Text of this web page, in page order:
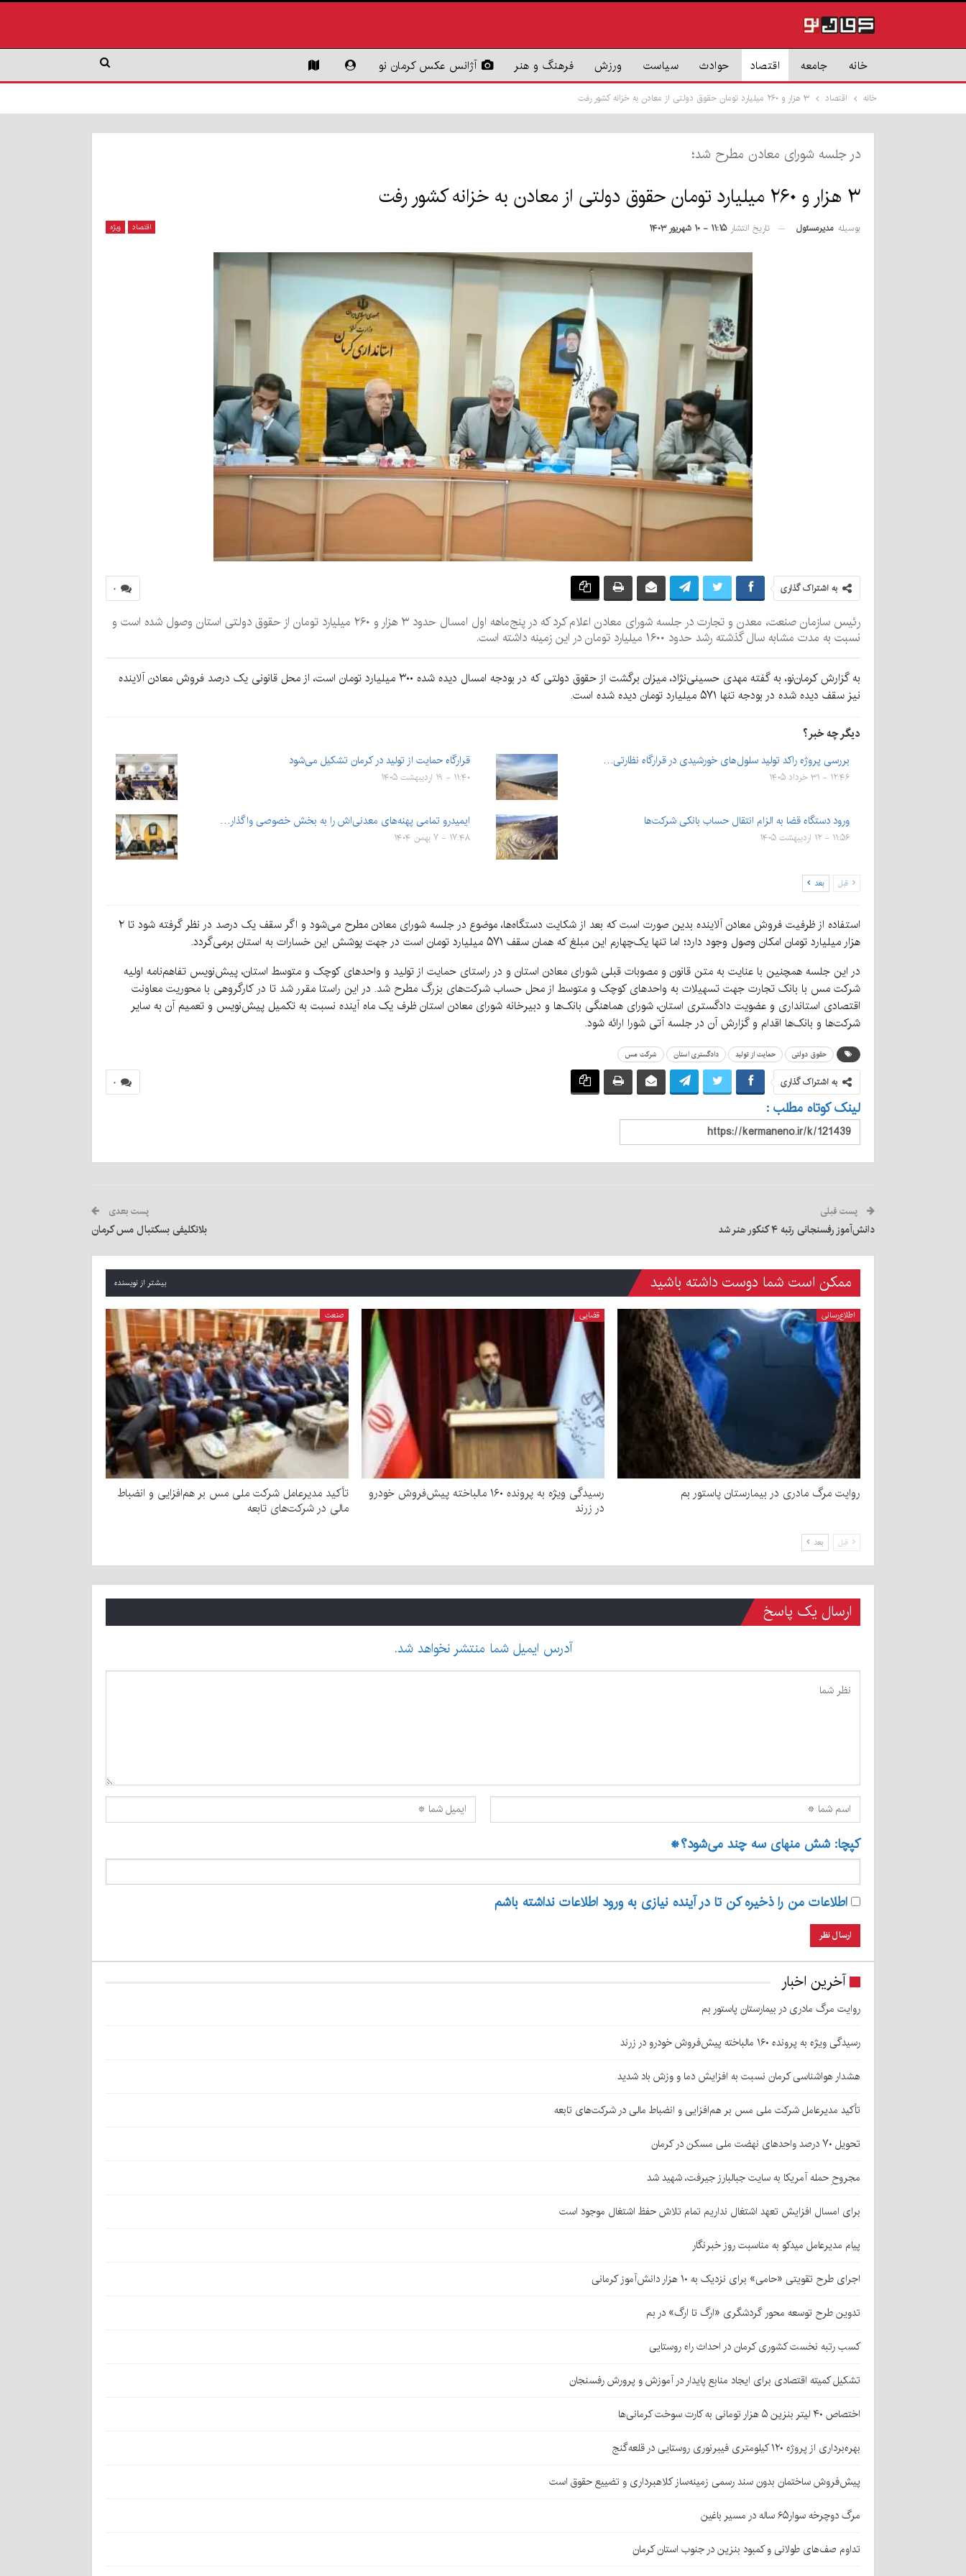
خانه جامعه اقتصاد حوادث سیاست ورزش فرهنگ و هنر آژانس عکس کرمان نو
خانه اقتصاد ۳ هزار و ۲۶۰ میلیارد تومان حقوق دولتی از معادن به خزانه کشور رفت
در جلسه شورای معادن مطرح شد؛
۳ هزار و ۲۶۰ میلیارد تومان حقوق دولتی از معادن به خزانه کشور رفت
اقتصاد ویژه بوسیله مدیرمسئول تاریخ انتشار ۱۱:۱۵ - ۱۰ شهریور ۱۴۰۳
۰ به اشتراک گذاری
رئیس سازمان صنعت، معدن و تجارت در جلسه شورای معادن اعلام کرد که در پنج‌ماهه اول امسال حدود ۳ هزار و ۲۶۰ میلیارد تومان از حقوق دولتی استان وصول شده است و
نسبت به مدت مشابه سال گذشته رشد حدود ۱۶۰۰ میلیارد تومان در این زمینه داشته است.
به گزارش کرمان‌نو، به گفته مهدی حسینی‌نژاد، میزان برگشت از حقوق دولتی که در بودجه امسال دیده شده ۳۰۰ میلیارد تومان است، از محل قانونی یک درصد فروش معادن آلاینده
نیز سقف دیده شده در بودجه تنها ۵۷۱ میلیارد تومان دیده شده است.
دیگر چه خبر؟
بررسی پروژه راکد تولید سلول‌های خورشیدی در قرارگاه نظارتی…
۱۲:۴۶ - ۳۱ خرداد ۱۴۰۵
قرارگاه حمایت از تولید در کرمان تشکیل می‌شود
۱۱:۴۰ - ۱۹ اردیبهشت ۱۴۰۵
ورود دستگاه قضا به الزام انتقال حساب بانکی شرکت‌ها
۱۱:۵۶ - ۱۲ اردیبهشت ۱۴۰۵
ایمیدرو تمامی پهنه‌های معدنی‌اش را به بخش خصوصی واگذار…
۱۷:۴۸ - ۷ بهمن ۱۴۰۴
قبل بعد
استفاده از ظرفیت فروش معادن آلاینده بدین صورت است که بعد از شکایت دستگاه‌ها، موضوع در جلسه شورای معادن مطرح می‌شود و اگر سقف یک درصد در نظر گرفته شود تا ۲
هزار میلیارد تومان امکان وصول وجود دارد؛ اما تنها یک‌چهارم این مبلغ که همان سقف ۵۷۱ میلیارد تومان است در جهت پوشش این خسارات به استان برمی‌گردد.
در این جلسه همچنین با عنایت به متن قانون و مصوبات قبلی شورای معادن استان و در راستای حمایت از تولید و واحدهای کوچک و متوسط استان، پیش‌نویس تفاهم‌نامه اولیه
شرکت مس با بانک تجارت جهت تسهیلات به واحدهای کوچک و متوسط از محل حساب شرکت‌های بزرگ مطرح شد. در این راستا مقرر شد تا در کارگروهی با محوریت معاونت
اقتصادی استانداری و عضویت دادگستری استان، شورای هماهنگی بانک‌ها و دبیرخانه شورای معادن استان ظرف یک ماه آینده نسبت به تکمیل پیش‌نویس و تعمیم آن به سایر
شرکت‌ها و بانک‌ها اقدام و گزارش آن در جلسه آتی شورا ارائه شود.
حقوق دولتی حمایت از تولید دادگستری استان شرکت مس
۰ به اشتراک گذاری
لینک کوتاه مطلب :
پست قبلی
دانش‌آموز رفسنجانی رتبه ۴ کنکور هنر شد
پست بعدی
بلاتکلیفی بسکتبال مس کرمان
ممکن است شما دوست داشته باشید بیشتر از نویسنده
اطلاع‌رسانی
روایت مرگ مادری در بیمارستان پاستور بم
قضایی
رسیدگی ویژه به پرونده ۱۶۰ مالباخته پیش‌فروش خودرو
در زرند
صنعت
تأکید مدیرعامل شرکت ملی مس بر هم‌افزایی و انضباط
مالی در شرکت‌های تابعه
قبل بعد
ارسال یک پاسخ
آدرس ایمیل شما منتشر نخواهد شد.
کپچا: شش منهای سه چند می‌شود؟*
اطلاعات من را ذخیره کن تا در آینده نیازی به ورود اطلاعات نداشته باشم
آخرین اخبار
روایت مرگ مادری در بیمارستان پاستور بم
رسیدگی ویژه به پرونده ۱۶۰ مالباخته پیش‌فروش خودرو در زرند
هشدار هواشناسی کرمان نسبت به افزایش دما و وزش باد شدید
تأکید مدیرعامل شرکت ملی مس بر هم‌افزایی و انضباط مالی در شرکت‌های تابعه
تحویل ۷۰ درصد واحدهای نهضت ملی مسکن در کرمان
مجروحِ حمله آمریکا به سایت جبالبارز جیرفت، شهید شد
برای امسال افزایش تعهد اشتغال نداریم تمام تلاش حفظ اشتغال موجود است
پیام مدیرعامل میدکو به مناسبت روز خبرنگار
اجرای طرح تقویتی «حامی» برای نزدیک به ۱۰ هزار دانش‌آموز کرمانی
تدوین طرح توسعه محور گردشگری «ارگ تا ارگ» در بم
کسب رتبه نخست کشوری کرمان در احداث راه روستایی
تشکیل کمیته اقتصادی برای ایجاد منابع پایدار در آموزش و پرورش رفسنجان
اختصاص ۴۰ لیتر بنزین ۵ هزار تومانی به کارت سوخت کرمانی‌ها
بهره‌برداری از پروژه ۱۲۰ کیلومتری فیبرنوری روستایی در قلعه‌گنج
پیش‌فروش ساختمان بدون سند رسمی زمینه‌ساز کلاهبرداری و تضییع حقوق است
مرگ دوچرخه سوار۶۵ ساله در مسیر باغین
تداوم صف‌های طولانی و کمبود بنزین در جنوب استان کرمان